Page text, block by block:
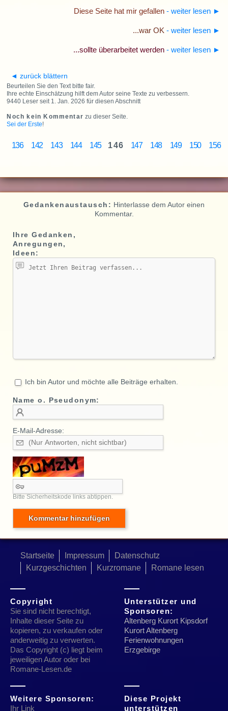
Diese Seite hat mir gefallen- weiter lesen ►
...war OK - weiter lesen ►
...sollte überarbeitet werden - weiter lesen ►
◄ zurück blättern
Beurteilen Sie den Text bitte fair.
Ihre echte Einschätzung hilft dem Autor seine Texte zu verbessern.
9440 Leser seit 1. Jan. 2026 für diesen Abschnitt
Noch kein Kommentar zu dieser Seite.
Sei der Erste!
136 142 143 144 145 146 147 148 149 150 156
Gedankenaustausch: Hinterlasse dem Autor einen
Kommentar.
Ihre Gedanken,
Anregungen,
Ideen:
Ich bin Autor und möchte alle Beiträge erhalten.
Name o. Pseudonym:
E-Mail-Adresse:
Bitte Sicherheitskode links abtippen.
Startseite Impressum
Datenschutz
Kurzgeschichten
Kurzromane Romane lesen
Copyright
Sie sind nicht berechtigt,
Inhalte dieser Seite zu
kopieren, zu verkaufen oder
anderweitig zu verwerten.
Das Copyright (c) liegt beim
jeweiligen Autor oder bei
Romane-Lesen.de
Unterstützer und
Sponsoren:
Altenberg Kurort Kipsdorf
Kurort Altenberg
Ferienwohnungen
Erzgebirge
Weitere Sponsoren:
Ihr Link
Diese Projekt
unterstützen